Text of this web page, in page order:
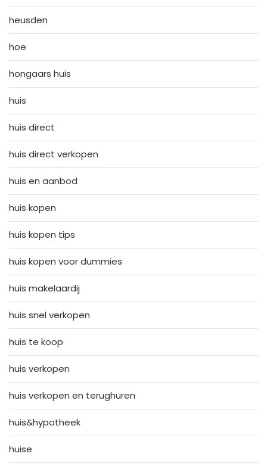
heusden
hoe
hongaars huis
huis
huis direct
huis direct verkopen
huis en aanbod
huis kopen
huis kopen tips
huis kopen voor dummies
huis makelaardij
huis snel verkopen
huis te koop
huis verkopen
huis verkopen en terughuren
huis&hypotheek
huise